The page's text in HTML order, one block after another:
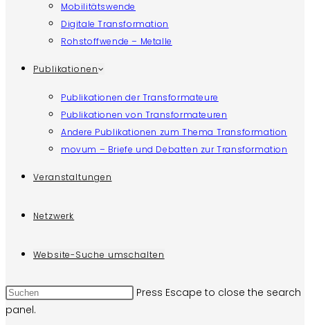
Mobilitätswende
Digitale Transformation
Rohstoffwende – Metalle
Publikationen
Publikationen der Transformateure
Publikationen von Transformateuren
Andere Publikationen zum Thema Transformation
movum – Briefe und Debatten zur Transformation
Veranstaltungen
Netzwerk
Website-Suche umschalten
Press Escape to close the search
panel.